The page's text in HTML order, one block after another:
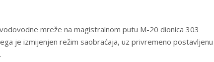
mreže na magistralnom putu M-20 dionica 303
je izmijenjen režim saobraćaja, uz privremeno postavljenu